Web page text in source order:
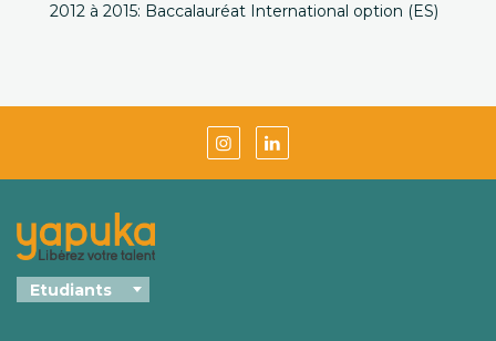
2012 à 2015: Baccalauréat International option (ES)